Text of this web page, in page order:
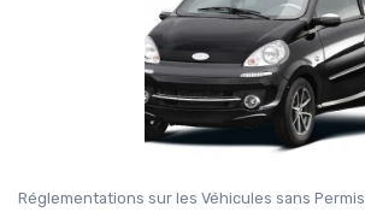
Réglementations sur les Véhicules sans Permis